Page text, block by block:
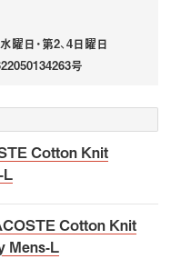
日・第2、4日曜日
号
Cotton Knit
L
Cotton Knit
Mens-L